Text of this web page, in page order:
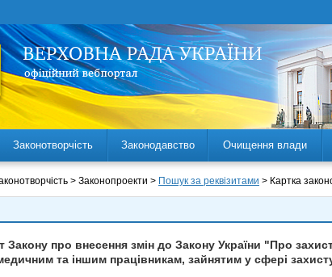
Законотворчість Законодавство Очищення влади
> Законопроекти > Пошук за реквізитами > Картка
Закону про внесення змін до Закону України "Про
та іншим працівникам, зайнятим у сфері